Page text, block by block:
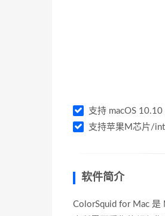
支持 macOS
支持苹果M芯片/
软件简介
ColorSquid for Mac 是